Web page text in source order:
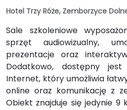
Hotel Trzy Róże, Zemborzyce
Sale szkoleniowe
sprzęt audiowizualny,
prezentacje oraz
Dodatkowo, dostępny
Internet, który umożliwia
online oraz komunikację z
Obiekt znajduje się jedynie